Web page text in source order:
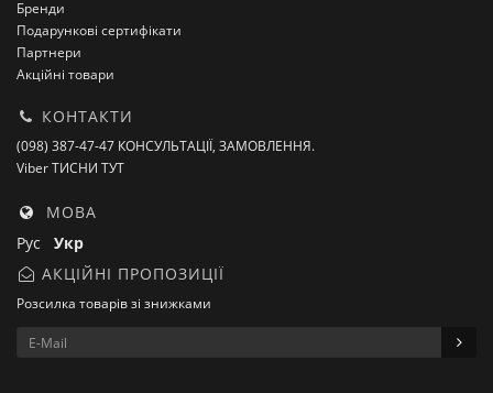
Бренди
Подарункові сертифікати
Партнери
Акційні товари
КОНТАКТИ
(098) 387-47-47 КОНСУЛЬТАЦІЇ, ЗАМОВЛЕННЯ.
Viber ТИСНИ ТУТ
МОВА
Рус Укр
АКЦІЙНІ ПРОПОЗИЦІЇ
Розсилка товарів зі знижками